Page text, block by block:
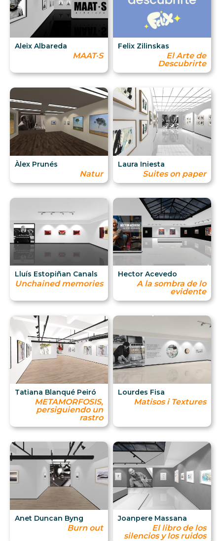
Aleix Albareda
MAAT·S
Felix Zilinskas
El Arte de
Descubrirte
Àlex Prunés
Natur
Laura Iniesta
Suites on paper
Lluís Estopiñan Canals
Unchained memories
Hector Acevedo
A la sombra de lo
evidente
Tatiana Blanqué Peiró
METAMORFOSIS,
persiguiendo un
rastro
Lourdes Fisa
Matisos i Textures
Anet Duncan Byng
Burn out
Joanpere Massana
El libro de los
silencios y los ruidos